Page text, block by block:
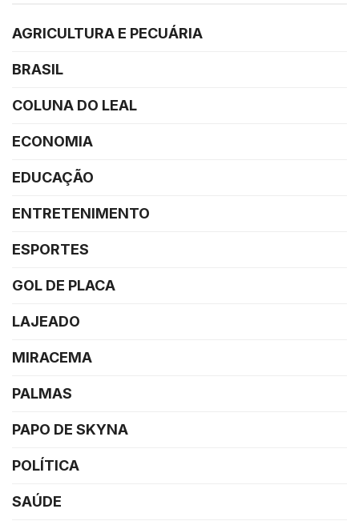
AGRICULTURA E PECUÁRIA
BRASIL
COLUNA DO LEAL
ECONOMIA
EDUCAÇÃO
ENTRETENIMENTO
ESPORTES
GOL DE PLACA
LAJEADO
MIRACEMA
PALMAS
PAPO DE SKYNA
POLÍTICA
SAÚDE